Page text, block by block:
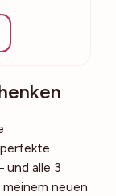
und alle 3
meinem neuen